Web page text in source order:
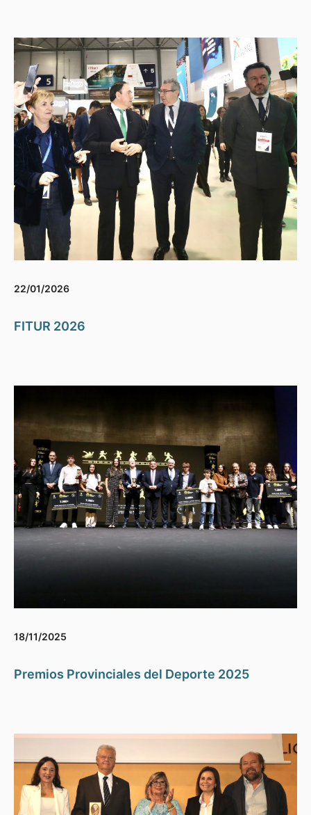
22/01/2026
FITUR 2026
18/11/2025
Premios Provinciales del Deporte 2025